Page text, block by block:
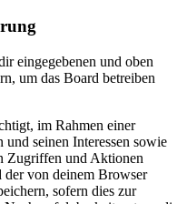
eingegebenen und oben
um das Board betreiben
im Rahmen einer
und seinen Interessen sowie
Zugriffen und Aktionen
der von deinem Browser
sofern dies zur